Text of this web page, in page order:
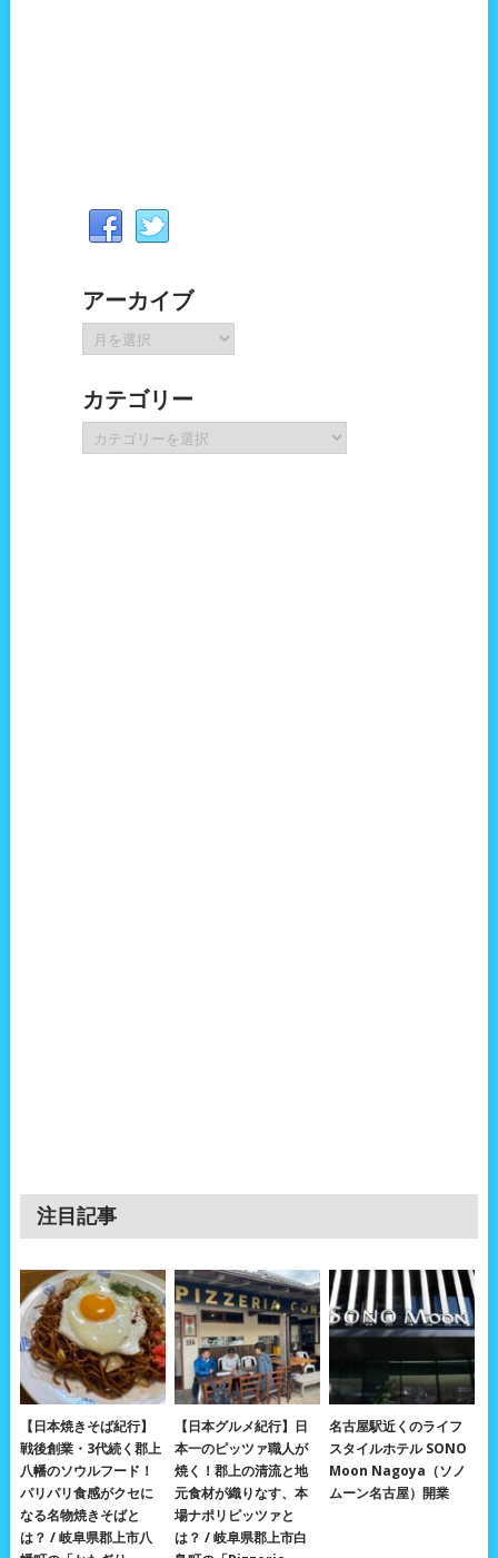
アーカイブ
ー
イ
ブ
カテゴリー
テ
注目記事
【日本焼きそば紀行】
戦後創業・3代続く郡上
八幡のソウルフード！
パリパリ食感がクセに
なる名物焼きそばと
は？ / 岐阜県郡上市八
【日本グルメ紀行】日
本一のピッツァ職人が
焼く！郡上の清流と地
元食材が織りなす、本
場ナポリピッツァと
は？ / 岐阜県郡上市白
名古屋駅近くのライフ
スタイルホテル SONO
Moon Nagoya（ソノ
ムーン名古屋）開業